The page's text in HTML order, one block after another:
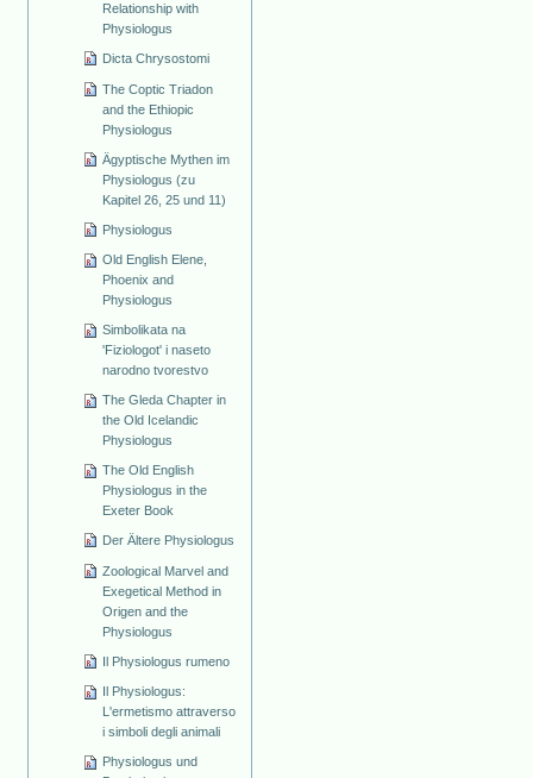
Relationship with
Physiologus
Dicta Chrysostomi
The Coptic Triadon
and the Ethiopic
Physiologus
Ägyptische Mythen im
Physiologus (zu
Kapitel 26, 25 und 11)
Physiologus
Old English Elene,
Phoenix and
Physiologus
Simbolikata na
'Fiziologot' i naseto
narodno tvorestvo
The Gleda Chapter in
the Old Icelandic
Physiologus
The Old English
Physiologus in the
Exeter Book
Der Ältere Physiologus
Zoological Marvel and
Exegetical Method in
Origen and the
Physiologus
Il Physiologus rumeno
Il Physiologus:
L'ermetismo attraverso
i simboli degli animali
Physiologus und